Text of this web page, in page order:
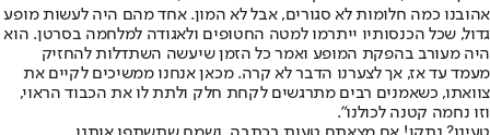
אהובנו כמה חלומות לא סגורים, אבל לא המון. אחד מהם היה לעשות מופע
גדול, שכל הכנסותיו ייתרמו למטה החטופים ולאגודה למלחמה בסרטן. הוא
היה מעורב בהפקת המופע ואמר כל הזמן שיעשה השתדלות להחזיק
מעמד עד אז, אך לצערנו הדבר לא קרה. מכאן אנחנו ממשיכים לקיים את
צוואתו, כשאמנים רבים מתרגשים לקחת חלק ולתת לו את הכבוד הראוי,
וזו נחמה קטנה לכולנו".